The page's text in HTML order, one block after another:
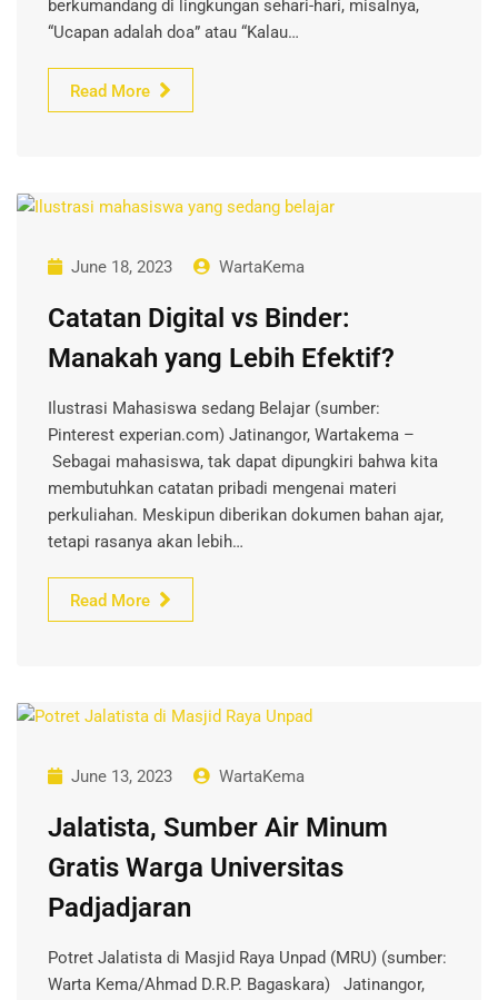
berkumandang di lingkungan sehari-hari, misalnya,
“Ucapan adalah doa” atau “Kalau…
Read More
June 18, 2023 WartaKema
Catatan Digital vs Binder:
Manakah yang Lebih Efektif?
Ilustrasi Mahasiswa sedang Belajar (sumber:
Pinterest experian.com) Jatinangor, Wartakema –
Sebagai mahasiswa, tak dapat dipungkiri bahwa kita
membutuhkan catatan pribadi mengenai materi
perkuliahan. Meskipun diberikan dokumen bahan ajar,
tetapi rasanya akan lebih…
Read More
June 13, 2023 WartaKema
Jalatista, Sumber Air Minum
Gratis Warga Universitas
Padjadjaran
Potret Jalatista di Masjid Raya Unpad (MRU) (sumber:
Warta Kema/Ahmad D.R.P. Bagaskara) Jatinangor,